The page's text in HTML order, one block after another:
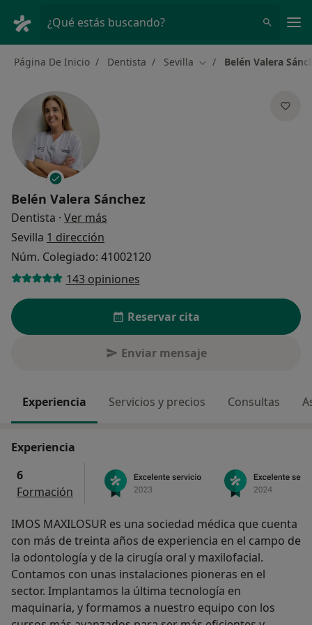
¿Qué estás buscando?
Página De Inicio Dentista Sevilla Cambiar de ciudad
Belén Valera
Belén Valera Sánchez
Dentista · Ver más
Sevilla 1 dirección
Núm. Colegiado: 41002120
143 opiniones
Reservar cita
Enviar mensaje
Experiencia Servicios y precios Consultas
Experiencia
6
Formación
IMOS MAXILOSUR es una sociedad médica que cuenta
con más de treinta años de experiencia en el campo de
la odontología y de la cirugía oral y maxilofacial.
Contamos con unas instalaciones pioneras en el
sector. Implantamos la última tecnología en
maquinaria, y formamos a nuestro equipo con los